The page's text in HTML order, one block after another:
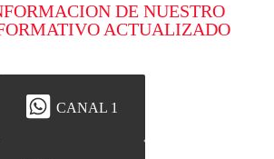
DE NUESTRO
ACTUALIZADO
CANAL 1